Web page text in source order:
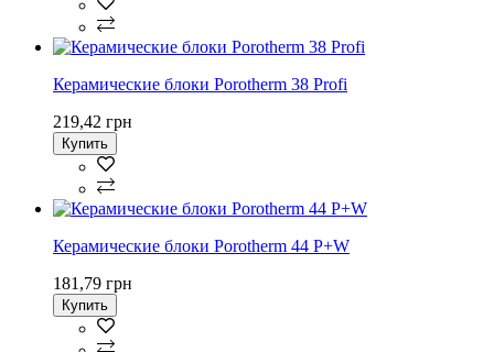
Керамические блоки Porotherm 38 Profi
219,42 грн
Купить
Керамические блоки Porotherm 44 P+W
181,79 грн
Купить